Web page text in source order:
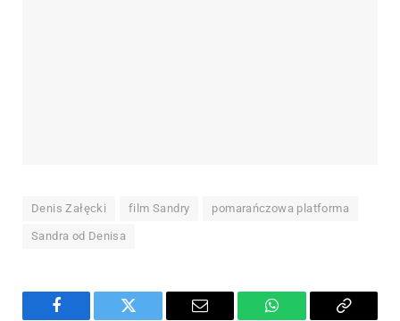
Denis Załęcki film Sandry pomarańczowa platforma
Sandra od Denisa